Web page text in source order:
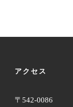
アクセス
〒542-0086